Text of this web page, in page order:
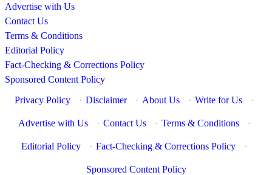
Advertise with Us
Contact Us
Terms & Conditions
Editorial Policy
Fact-Checking & Corrections Policy
Sponsored Content Policy
Privacy Policy
· Disclaimer · About Us · Write for Us ·
Advertise with Us · Contact Us · Terms & Conditions ·
Editorial Policy · Fact-Checking & Corrections Policy ·
Sponsored Content Policy